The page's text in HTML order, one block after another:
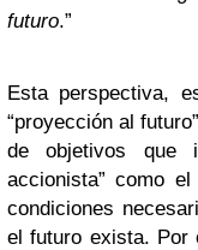
futuro.”
Esta perspectiva,
“proyección al
de objetivos que
accionista” como el
condiciones
el futuro exista. Por